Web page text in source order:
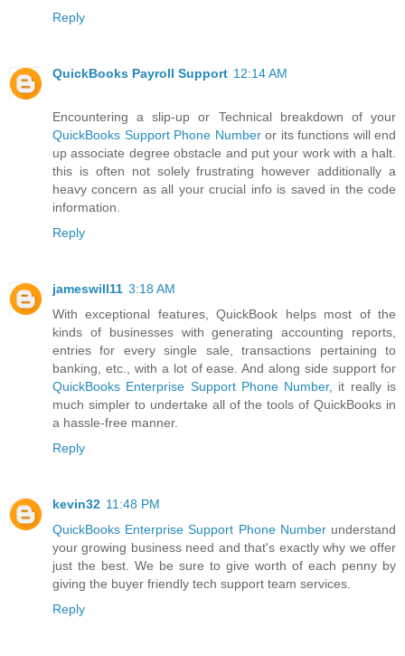
Reply
QuickBooks Payroll Support 12:14 AM
Encountering a slip-up or Technical breakdown of your
QuickBooks Support Phone Numberor its functions will end
up associate degree obstacle and put your work with a halt.
this is often not solely frustrating however additionally a
heavy concern as all your crucial info is saved in the code
information.
Reply
jameswill11 3:18 AM
With exceptional features, QuickBook helps most of the
kinds of businesses with generating accounting reports,
entries for every single sale, transactions pertaining to
banking, etc., with a lot of ease. And along side support for
QuickBooks Enterprise Support Phone Number, it really is
much simpler to undertake all of the tools of QuickBooks in
a hassle-free manner.
Reply
kevin32 11:48 PM
QuickBooks Enterprise Support Phone Numberunderstand
your growing business need and that's exactly why we offer
just the best. We be sure to give worth of each penny by
giving the buyer friendly tech support team services.
Reply